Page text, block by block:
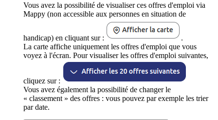
Vous avez la possibilité de visualiser ces offres d'emploi via
Mappy (non accessible aux personnes en situation de
handicap) en cliquant sur :
.
La carte affiche uniquement les offres d'emploi que vous
voyez à l'écran. Pour visualiser les offres d'emploi suivantes,
cliquez sur :
Vous avez également la possibilité de changer le
« classement » des offres : vous pouvez par exemple les trier
par date.